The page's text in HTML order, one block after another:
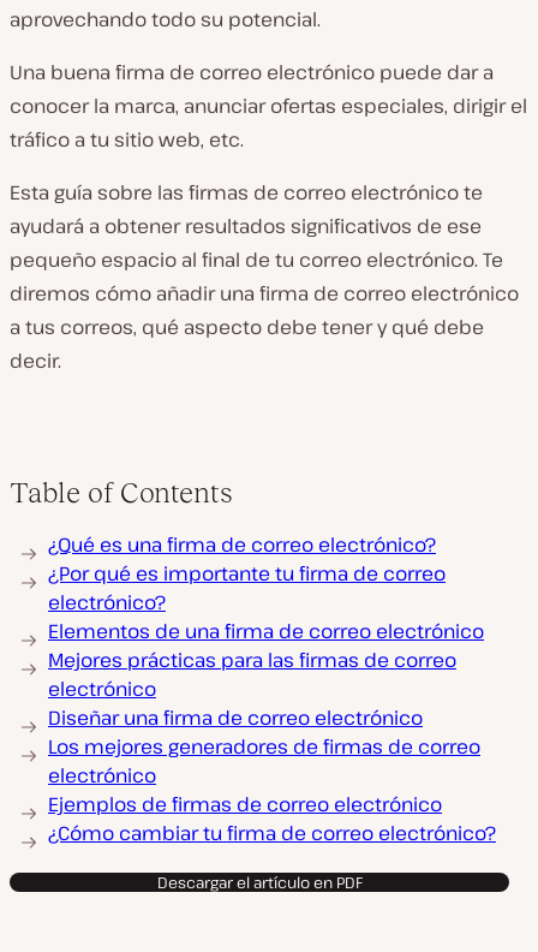
aprovechando todo su potencial.
Una buena firma de correo electrónico puede dar a
conocer la marca, anunciar ofertas especiales, dirigir el
tráfico a tu sitio web, etc.
Esta guía sobre las firmas de correo electrónico te
ayudará a obtener resultados significativos de ese
pequeño espacio al final de tu correo electrónico. Te
diremos cómo añadir una firma de correo electrónico
a tus correos, qué aspecto debe tener y qué debe
decir.
Table of Contents
¿Qué es una firma de correo electrónico?
¿Por qué es importante tu firma de correo
electrónico?
Elementos de una firma de correo electrónico
Mejores prácticas para las firmas de correo
electrónico
Diseñar una firma de correo electrónico
Los mejores generadores de firmas de correo
electrónico
Ejemplos de firmas de correo electrónico
¿Cómo cambiar tu firma de correo electrónico?
Descargar el artículo en PDF